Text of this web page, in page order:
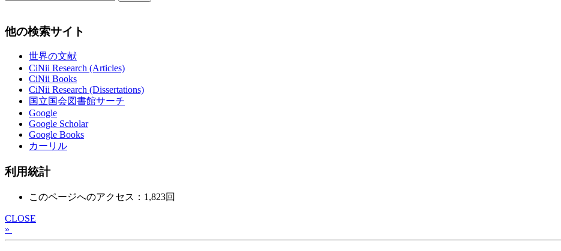
他の検索サイト
世界の文献
CiNii Research (Articles)
CiNii Books
CiNii Research (Dissertations)
国立国会図書館サーチ
Google
Google Scholar
Google Books
カーリル
利用統計
このページへのアクセス：1,823回
CLOSE
»